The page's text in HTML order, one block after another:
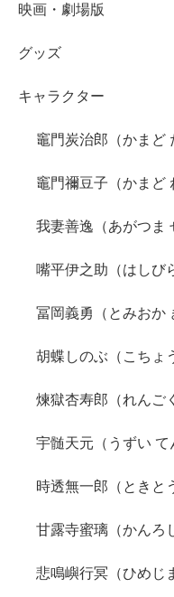
映画・劇場版
グッズ
キャラクター
竈門炭治郎（かまど
竈門禰豆子（かまど
我妻善逸（あがつま
嘴平伊之助（はしび
冨岡義勇（とみおか
胡蝶しのぶ（こちょ
煉獄杏寿郎（れんご
宇髄天元（うずい て
時透無一郎（ときと
甘露寺蜜璃（かんろ
悲鳴嶼行冥（ひめじ